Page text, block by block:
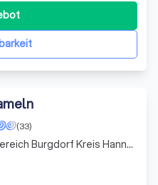
ein – sowohl im
Bereich. Mit jahrelanger
mehrsprachigen, geprüft
(33)
Arbeitsbereich Burgdorf Kreis Hannover